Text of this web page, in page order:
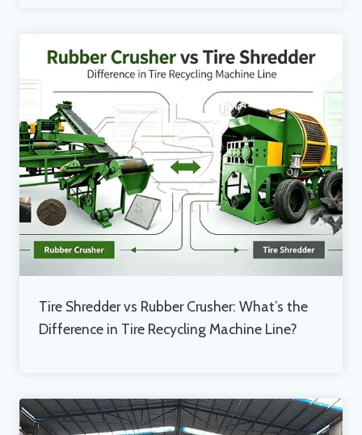
Tire Shredder vs Rubber Crusher: What’s the
Difference in Tire Recycling Machine Line?